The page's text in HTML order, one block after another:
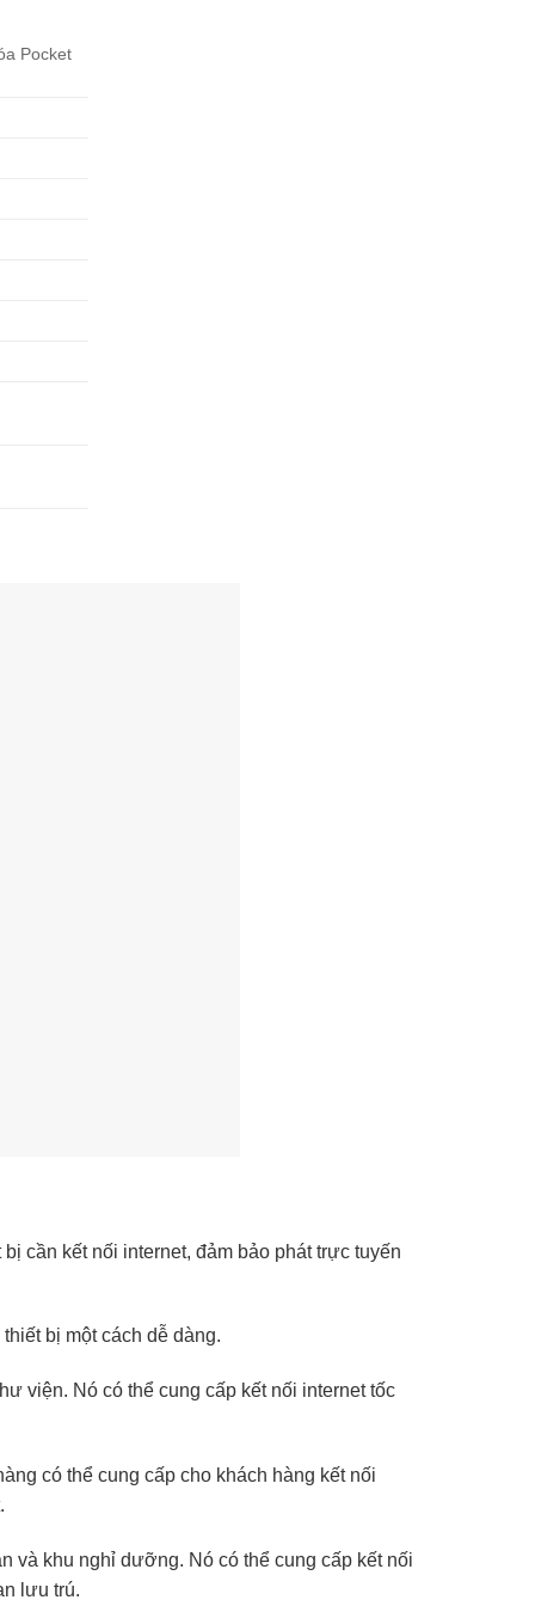
Pocket
cần kết nối internet, đảm bảo phát trực tuyến
bị một cách dễ dàng.
viện. Nó có thể cung cấp kết nối internet tốc
có thể cung cấp cho khách hàng kết nối
và khu nghỉ dưỡng. Nó có thể cung cấp kết nối
lưu trú.